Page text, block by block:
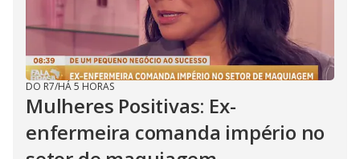
DO R7/HÁ 5 HORAS
Mulheres Positivas: Ex-
enfermeira comanda império no